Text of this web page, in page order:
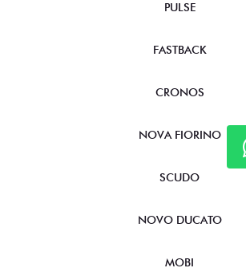
PULSE
FASTBACK
CRONOS
NOVA FIORINO
SCUDO
NOVO DUCATO
MOBI